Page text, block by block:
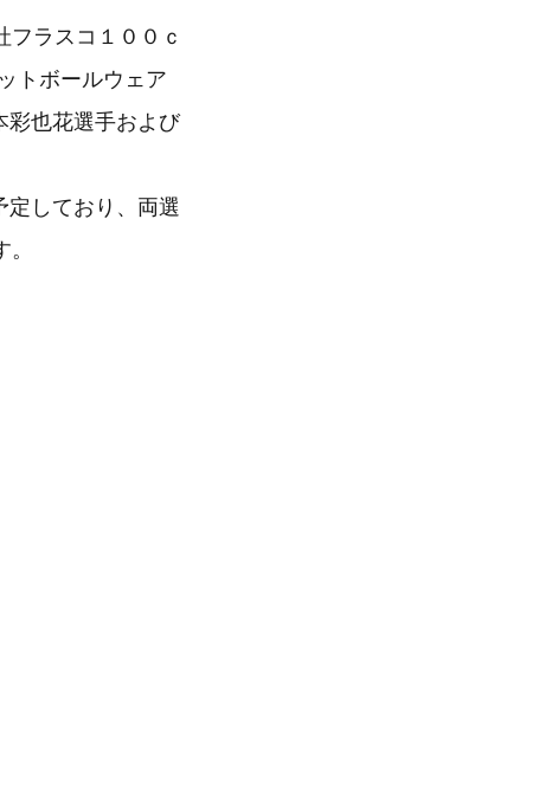
ラスコ１００ｃ
トボールウェア
彩也花選手および
定しており、両選